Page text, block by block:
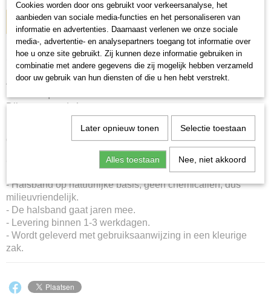
IN WINKELWAGEN
Omschrijving
Anti-teken- en vlooienhalsband met EM-kralen.
Dikte paracord: 4 mm.
De halsband wordt standaard geleverd met een zwarte
cordlock en zwarte eindstoppers.
Heeft u bepaalde wensen laat het ons dan weten via het
contactformulier tekenhalsbanden
- Halsband op natuurlijke basis, géén chemicaliën, dus
milieuvriendelijk.
- De halsband gaat jaren mee.
- Levering binnen 1-3 werkdagen.
- Wordt geleverd met gebruiksaanwijzing in een kleurige
zak.
Cookies worden door ons gebruikt voor verkeersanalyse, het
aanbieden van sociale media-functies en het personaliseren van
informatie en advertenties. Daarnaast verlenen we onze sociale
media-, advertentie- en analysepartners toegang tot informatie over
hoe u onze site gebruikt. Zij kunnen deze informatie gebruiken in
combinatie met andere gegevens die zij mogelijk hebben verzameld
door uw gebruik van hun diensten of die u hen hebt verstrekt.
Later opnieuw tonen Selectie toestaan
Alles toestaan Nee, niet akkoord